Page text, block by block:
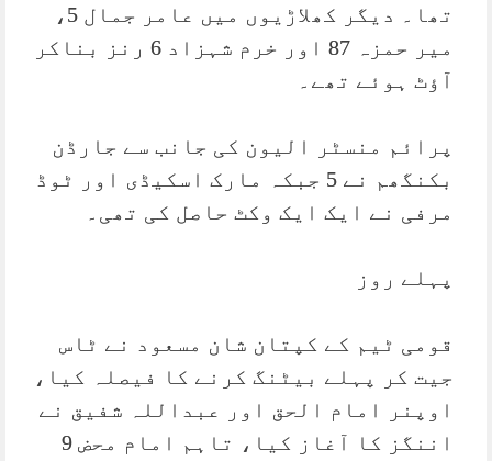
تھا۔ دیگر کھلاڑیوں میں عامر جمال 5،
میر حمزہ 87 اور خرم شہزاد 6 رنز بناکر
آؤٹ ہوئے تھے۔
پرائم منسٹر الیون کی جانب سے جارڈن
بکنگھم نے 5 جبکہ مارک اسکیڈی اور ٹوڈ
مرفی نے ایک ایک وکٹ حاصل کی تھی۔
پہلے روز
قومی ٹیم کے کپتان شان مسعود نے ٹاس
جیت کر پہلے بیٹنگ کرنے کا فیصلہ کیا،
اوپنر امام الحق اور عبداللہ شفیق نے
اننگز کا آغاز کیا، تاہم امام محض 9